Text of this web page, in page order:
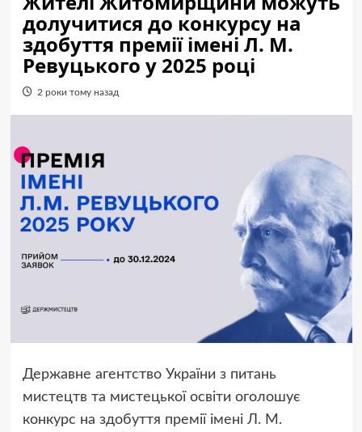
долучитися до конкурсу на
здобуття премії імені Л. М.
Ревуцького у 2025 році
2 роки тому назад
Державне агентство України з питань
мистецтв та мистецької освіти оголошує
конкурс на здобуття премії імені Л. М.